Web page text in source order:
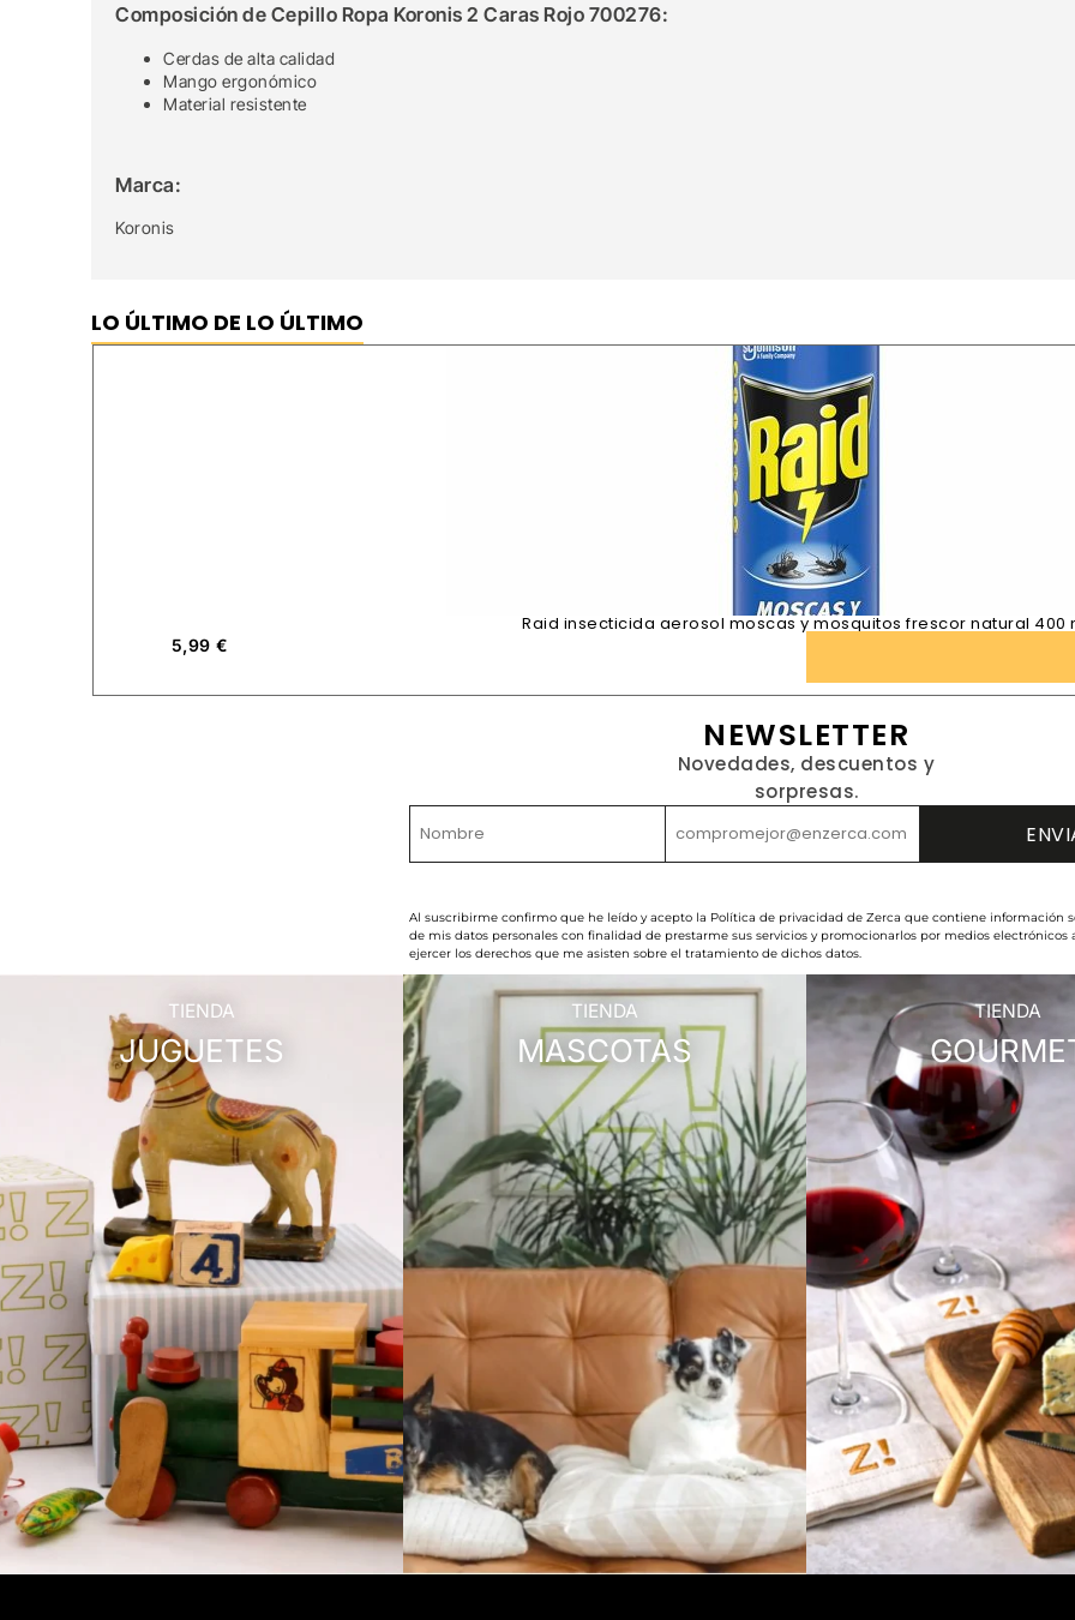
Composición de Cepillo Ropa Koronis 2 Caras Rojo 700276:
Cerdas de alta calidad
Mango ergonómico
Material resistente
Marca:
Koronis
LO ÚLTIMO DE LO ÚLTIMO
Raid insecticida aerosol moscas y mosquitos frescor natural 400
5,99€
NEWSLETTER
Novedades, descuentos y
sorpresas.
Al suscribirme confirmo que he leído y acepto la Política de privacidad de Zerca que contiene información
de mis datos personales con finalidad de prestarme sus servicios y promocionarlos por medios electrónicos
ejercer los derechos que me asisten sobre el tratamiento de dichos datos.
TIENDA
JUGUETES
TIENDA
MASCOTAS
TIENDA